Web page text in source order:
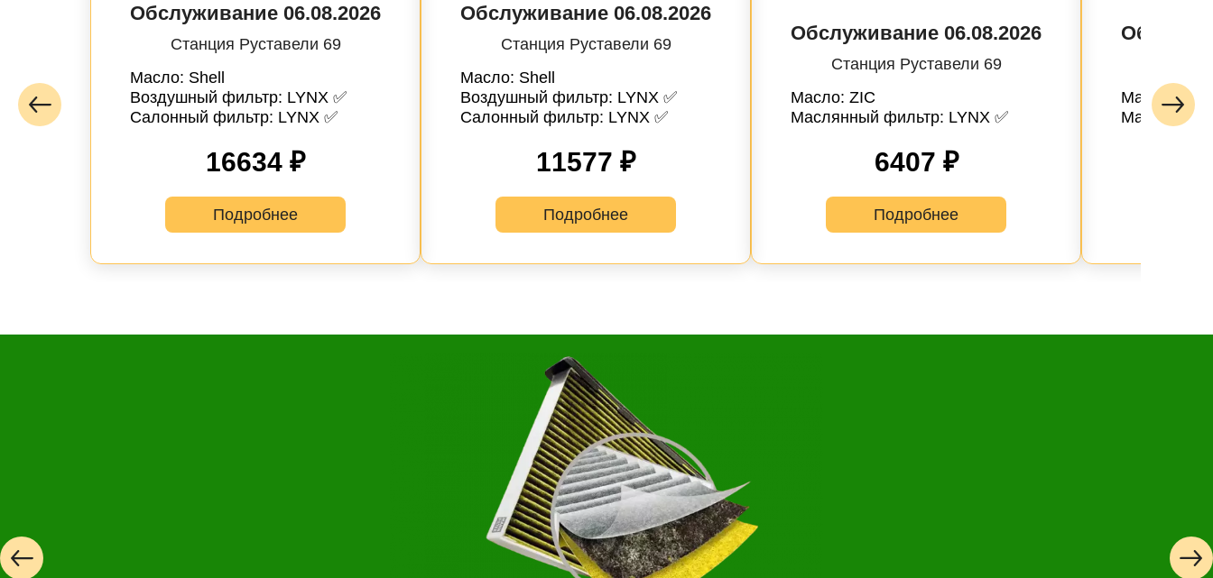
Обслуживание 06.08.2026
Станция Руставели 69
Масло: Shell
Воздушный фильтр: LYNX ✅
Салонный фильтр: LYNX ✅
16634 ₽
Подробнее
Обслуживание 06.08.2026
Станция Руставели 69
Масло: Shell
Воздушный фильтр: LYNX ✅
Салонный фильтр: LYNX ✅
11577 ₽
Подробнее
Обслуживание 06.08.2026
Станция Руставели 69
Масло: ZIC
Маслянный фильтр: LYNX ✅
6407 ₽
Подробнее
Масло:
Маслянный
Онлайн запись
Выбор
Дата и
Успешная
Выберите одну или несколько услуг